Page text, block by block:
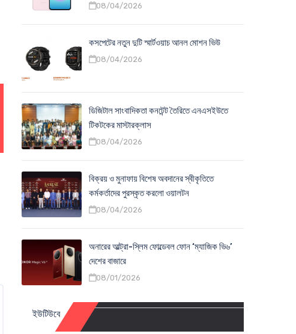
08/04/2026
কসপেটের নতুন দুটি স্মার্টওয়াচ আনল মোশন ভিউ
08/04/2026
ডিজিটাল সাংবাদিকতা কনটেন্ট তৈরিতে এনএসইউতে
টিকটকের মাস্টারক্লাস
08/04/2026
বিক্রয় ও মুনাফায় বিশেষ অবদানের স্বীকৃতিতে
কর্মকর্তাদের পুরস্কৃত করলো ওয়ালটন
08/04/2026
অনারের আল্ট্রা-স্লিম ফোল্ডেবল ফোন ‘ম্যাজিক ভি৬’
দেশের বাজারে
08/01/2026
ইউটিউবে